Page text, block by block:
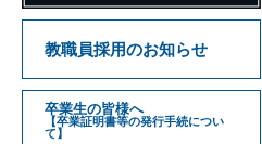
教職員採用のお知らせ
卒業生の皆様へ
【卒業証明書等の発行手続につい
て】